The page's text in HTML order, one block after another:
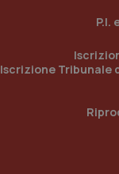
P.I.
Iscrizione Tribunale